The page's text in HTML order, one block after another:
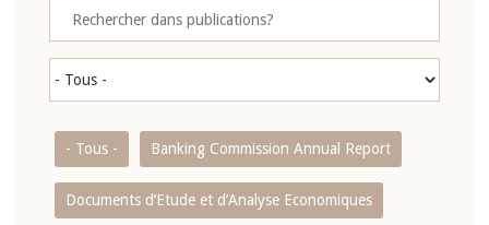
- Tous - Banking Commission Annual Report
Documents d’Etude et d’Analyse Economiques